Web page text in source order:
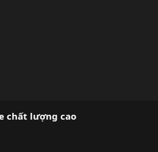
chất lượng cao